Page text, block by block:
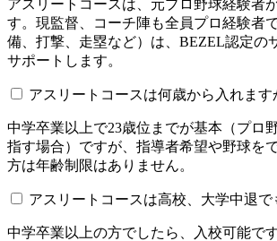
アスリートコースは、元プロ野球経験者
す。現監督、コーチ陣も全員プロ経験者
備、打撃、走塁など）は、BEZEL認定の
サポートします。
アスリートコースは何歳から入れます
中学卒業以上で23歳位までが基本（プロ
指す場合）ですが、指導者希望や野球を
方は年齢制限はありません。
アスリートコースは高校、大学中退で
中学卒業以上の方でしたら、入校可能で